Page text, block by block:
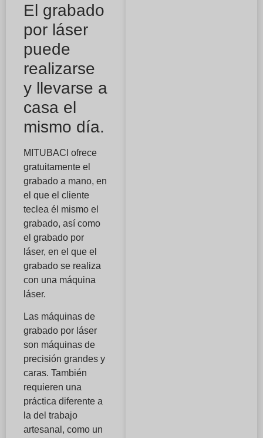
El grabado
por láser
puede
realizarse
y llevarse a
casa el
mismo día.
MITUBACI ofrece
gratuitamente el
grabado a mano, en
el que el cliente
teclea él mismo el
grabado, así como
el grabado por
láser, en el que el
grabado se realiza
con una máquina
láser.
Las máquinas de
grabado por láser
son máquinas de
precisión grandes y
caras. También
requieren una
práctica diferente a
la del trabajo
artesanal, como un